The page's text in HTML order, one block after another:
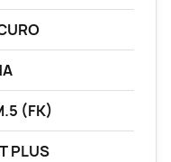
(FK)
PLUS